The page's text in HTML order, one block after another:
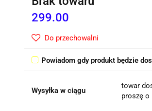
299.00
Do przechowalni
Powiadom gdy produkt będzie
Wysyłka w ciągu
towar
proszę